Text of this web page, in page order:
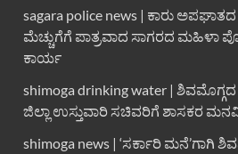
sagara police news | ಕಾರು
ಮೆಚ್ಚುಗೆಗೆ ಪಾತ್ರವಾದ ಸಾಗರದ ಮಹಿಳಾ
ಕಾರ್ಯ
shimoga drinking water |
ಜಿಲ್ಲಾ ಉಸ್ತುವಾರಿ ಸಚಿವರಿಗೆ ಶಾಸಕರ
shimoga news | ‘ಸರ್ಕಾರಿ ಮನೆ’ಗಾಗಿ